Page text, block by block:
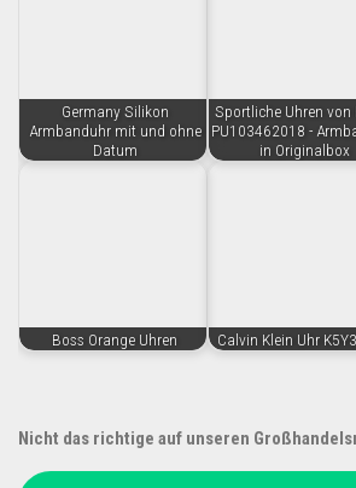
Germany Silikon
Armbanduhr mit und ohne
Datum
Sportliche Uhren von
PU103462018 -
in Originalbox
Boss Orange Uhren Calvin Klein Uhr
Nicht das richtige auf unseren